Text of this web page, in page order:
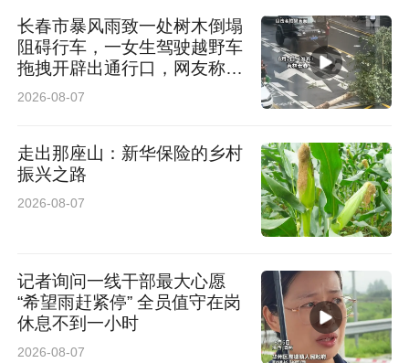
长春市暴风雨致一处树木倒塌
阻碍行车，一女生驾驶越野车
拖拽开辟出通行口，网友称赞
女司机拖拽时放缆旗还慢速！
2026-08-07
走出那座山：新华保险的乡村
振兴之路
2026-08-07
记者询问一线干部最大心愿
“希望雨赶紧停” 全员值守在岗
休息不到一小时
2026-08-07